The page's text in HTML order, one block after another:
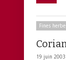
Fines
19 juin